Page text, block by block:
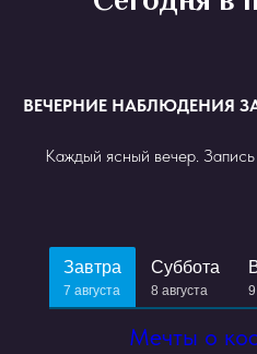
ВЕЧЕРНИЕ НАБЛЮДЕНИЯ
Каждый ясный вечер.
Завтра
7 августа
суббота
8 августа
Мечты о